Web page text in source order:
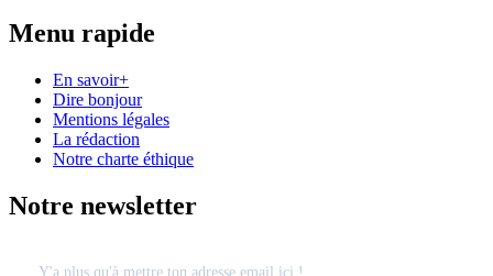
Menu rapide
En savoir+
Dire bonjour
Mentions légales
La rédaction
Notre charte éthique
Notre newsletter